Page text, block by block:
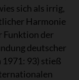
sich als irrig,
Harmonie
Funktion der
deutscher
93) stieß